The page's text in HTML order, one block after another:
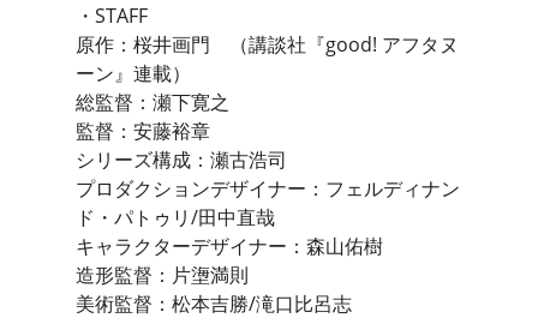
・STAFF
原作：桜井画門 （講談社『good! アフタヌ
ーン』連載）
総監督：瀬下寛之
監督：安藤裕章
シリーズ構成：瀬古浩司
プロダクションデザイナー：フェルディナン
ド・パトゥリ/田中直哉
キャラクターデザイナー：森山佑樹
造形監督：片塰満則
美術監督：松本吉勝/滝口比呂志